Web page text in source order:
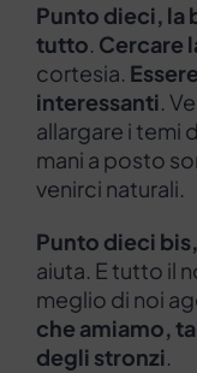
Punto dieci, la
tutto. Cercare
cortesia.
interessanti.
allargare i temi
mani a posto
venirci naturali.
Punto dieci
aiuta. E tutto il
meglio di noi
che amiamo,
degli stronzi.